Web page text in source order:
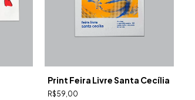
Print Feira Livre Santa Cecília
R$59,00